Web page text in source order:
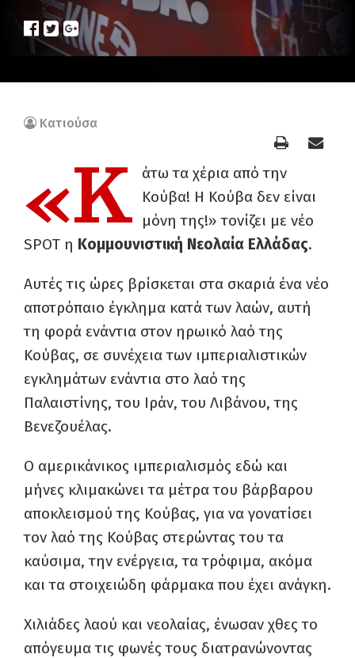
Κατιούσα
«Κ
άτω τα χέρια από την
Κούβα! Η Κούβα δεν είναι
μόνη της!» τονίζει με νέο
SPOT η Κομμουνιστική Νεολαία Ελλάδας.
Αυτές τις ώρες βρίσκεται στα σκαριά ένα νέο
αποτρόπαιο έγκλημα κατά των λαών, αυτή
τη φορά ενάντια στον ηρωικό λαό της
Κούβας, σε συνέχεια των ιμπεριαλιστικών
εγκλημάτων ενάντια στο λαό της
Παλαιστίνης, του Ιράν, του Λιβάνου, της
Βενεζουέλας.
Ο αμερικάνικος ιμπεριαλισμός εδώ και
μήνες κλιμακώνει τα μέτρα του βάρβαρου
αποκλεισμού της Κούβας, για να γονατίσει
τον λαό της Κούβας στερώντας του τα
καύσιμα, την ενέργεια, τα τρόφιμα, ακόμα
και τα στοιχειώδη φάρμακα που έχει ανάγκη.
Χιλιάδες λαού και νεολαίας, ένωσαν χθες το
απόγευμα τις φωνές τους διατρανώνοντας